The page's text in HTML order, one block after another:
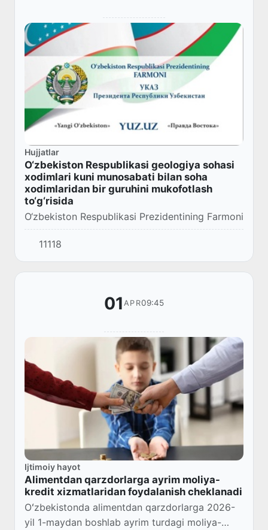
Hujjatlar
O‘zbekiston Respublikasi geologiya sohasi
xodimlari kuni munosabati bilan soha
xodimlaridan bir guruhini mukofotlash
to‘g‘risida
O‘zbekiston Respublikasi Prezidentining Farmoni
11118
01 APR09:45
Ijtimoiy hayot
Alimentdan qarzdorlarga ayrim moliya-
kredit xizmatlaridan foydalanish cheklanadi
Oʻzbekistonda alimentdan qarzdorlarga 2026-
yil 1-maydan boshlab ayrim turdagi moliya-